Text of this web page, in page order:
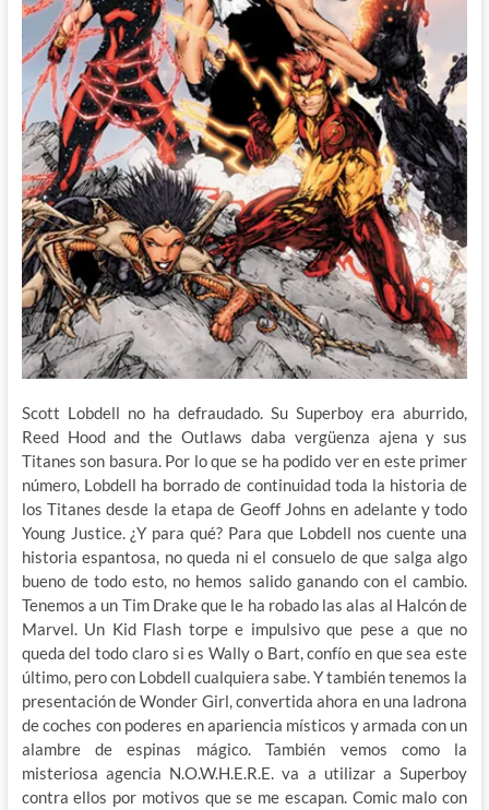
Scott Lobdell no ha defraudado. Su Superboy era aburrido,
Reed Hood and the Outlaws daba vergüenza ajena y sus
Titanes son basura. Por lo que se ha podido ver en este primer
número, Lobdell ha borrado de continuidad toda la historia de
los Titanes desde la etapa de Geoff Johns en adelante y todo
Young Justice. ¿Y para qué? Para que Lobdell nos cuente una
historia espantosa, no queda ni el consuelo de que salga algo
bueno de todo esto, no hemos salido ganando con el cambio.
Tenemos a un Tim Drake que le ha robado las alas al Halcón de
Marvel. Un Kid Flash torpe e impulsivo que pese a que no
queda del todo claro si es Wally o Bart, confío en que sea este
último, pero con Lobdell cualquiera sabe. Y también tenemos la
presentación de Wonder Girl, convertida ahora en una ladrona
de coches con poderes en apariencia místicos y armada con un
alambre de espinas mágico. También vemos como la
misteriosa agencia N.O.W.H.E.R.E. va a utilizar a Superboy
contra ellos por motivos que se me escapan. Comic malo con